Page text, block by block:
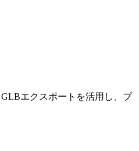
エクスポートを活用し、プ